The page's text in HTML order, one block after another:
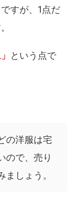
すが、1点だ
という点で
の洋服は宅
ので、売り
しょう。